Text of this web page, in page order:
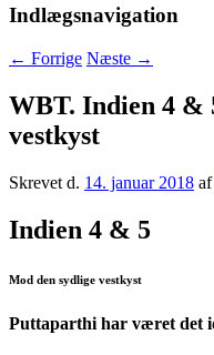
Indlægsnavigation
← Forrige Næste →
WBT. Indien 4 &
vestkyst
Skrevet d. 14. januar 2018 af
Indien 4 & 5
Mod den sydlige vestkyst
Puttaparthi har været det